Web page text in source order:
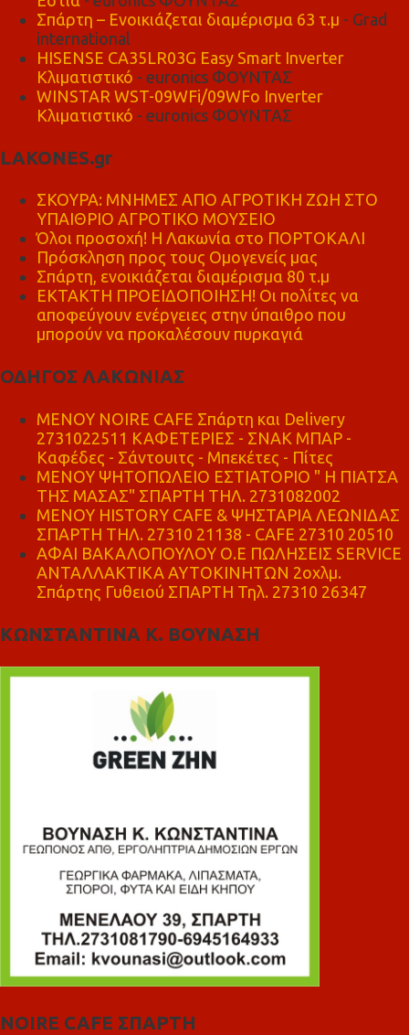
Σπάρτη – Ενοικιάζεται διαμέρισμα 63 τ.μ - Grad
international
HISENSE CA35LR03G Easy Smart Inverter
Κλιματιστικό - euronics ΦΟΥΝΤΑΣ
WINSTAR WST-09WFi/09WFo Inverter
Κλιματιστικό - euronics ΦΟΥΝΤΑΣ
LAKONES.gr
ΣΚΟΥΡΑ: ΜΝΗΜΕΣ ΑΠΟ ΑΓΡΟΤΙΚΗ ΖΩΗ ΣΤΟ
ΥΠΑΙΘΡΙΟ ΑΓΡΟΤΙΚΟ ΜΟΥΣΕΙΟ
Όλοι προσοχή! Η Λακωνία στο ΠΟΡΤΟΚΑΛΙ
Πρόσκληση προς τους Ομογενείς μας
Σπάρτη, ενοικιάζεται διαμέρισμα 80 τ.μ
ΕΚΤΑΚΤΗ ΠΡΟΕΙΔΟΠΟΙΗΣΗ! Οι πολίτες να
αποφεύγουν ενέργειες στην ύπαιθρο που
μπορούν να προκαλέσουν πυρκαγιά
ΟΔΗΓΟΣ ΛΑΚΩΝΙΑΣ
MENOY NOIRE CAFE Σπάρτη και Delivery
2731022511 ΚΑΦΕΤΕΡΙΕΣ - ΣΝΑΚ ΜΠΑΡ -
Καφέδες - Σάντουιτς - Μπεκέτες - Πίτες
ΜΕΝΟΥ ΨΗΤΟΠΩΛΕΙΟ ΕΣΤΙΑΤΟΡΙΟ " Η ΠΙΑΤΣΑ
ΤΗΣ ΜΑΣΑΣ" ΣΠΑΡΤΗ ΤΗΛ. 2731082002
ΜΕΝΟΥ HISTORY CAFE & ΨΗΣΤΑΡΙΑ ΛΕΩΝΙΔΑΣ
ΣΠΑΡΤΗ ΤΗΛ. 27310 21138 - CAFE 27310 20510
ΑΦΑΙ ΒΑΚΑΛΟΠΟΥΛΟΥ Ο.Ε ΠΩΛΗΣΕΙΣ SERVICE
ΑΝΤΑΛΛΑΚΤΙΚΑ ΑΥΤΟΚΙΝΗΤΩΝ 2οχλμ.
Σπάρτης Γυθειού ΣΠΑΡΤΗ Τηλ. 27310 26347
ΚΩΝΣΤΑΝΤΙΝΑ Κ. ΒΟΥΝΑΣΗ
NOIRE CAFE ΣΠΑΡΤΗ